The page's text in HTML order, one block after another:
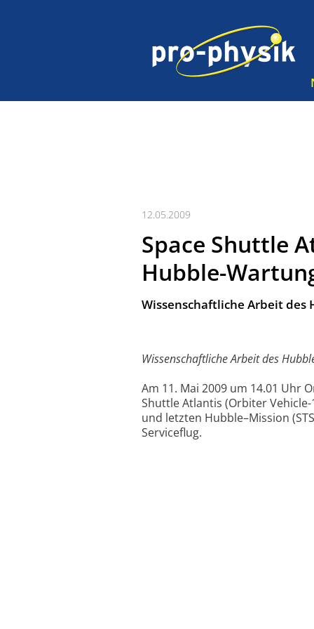
12.05.2009
Space Shuttle
Hubble-
Wissenschaftliche Arbeit
Wissenschaftliche Arbeit des
Am 11. Mai 2009 um 14.01 Uhr
Shuttle Atlantis (Orbiter
und letzten Hubble–Mission
Serviceflug.